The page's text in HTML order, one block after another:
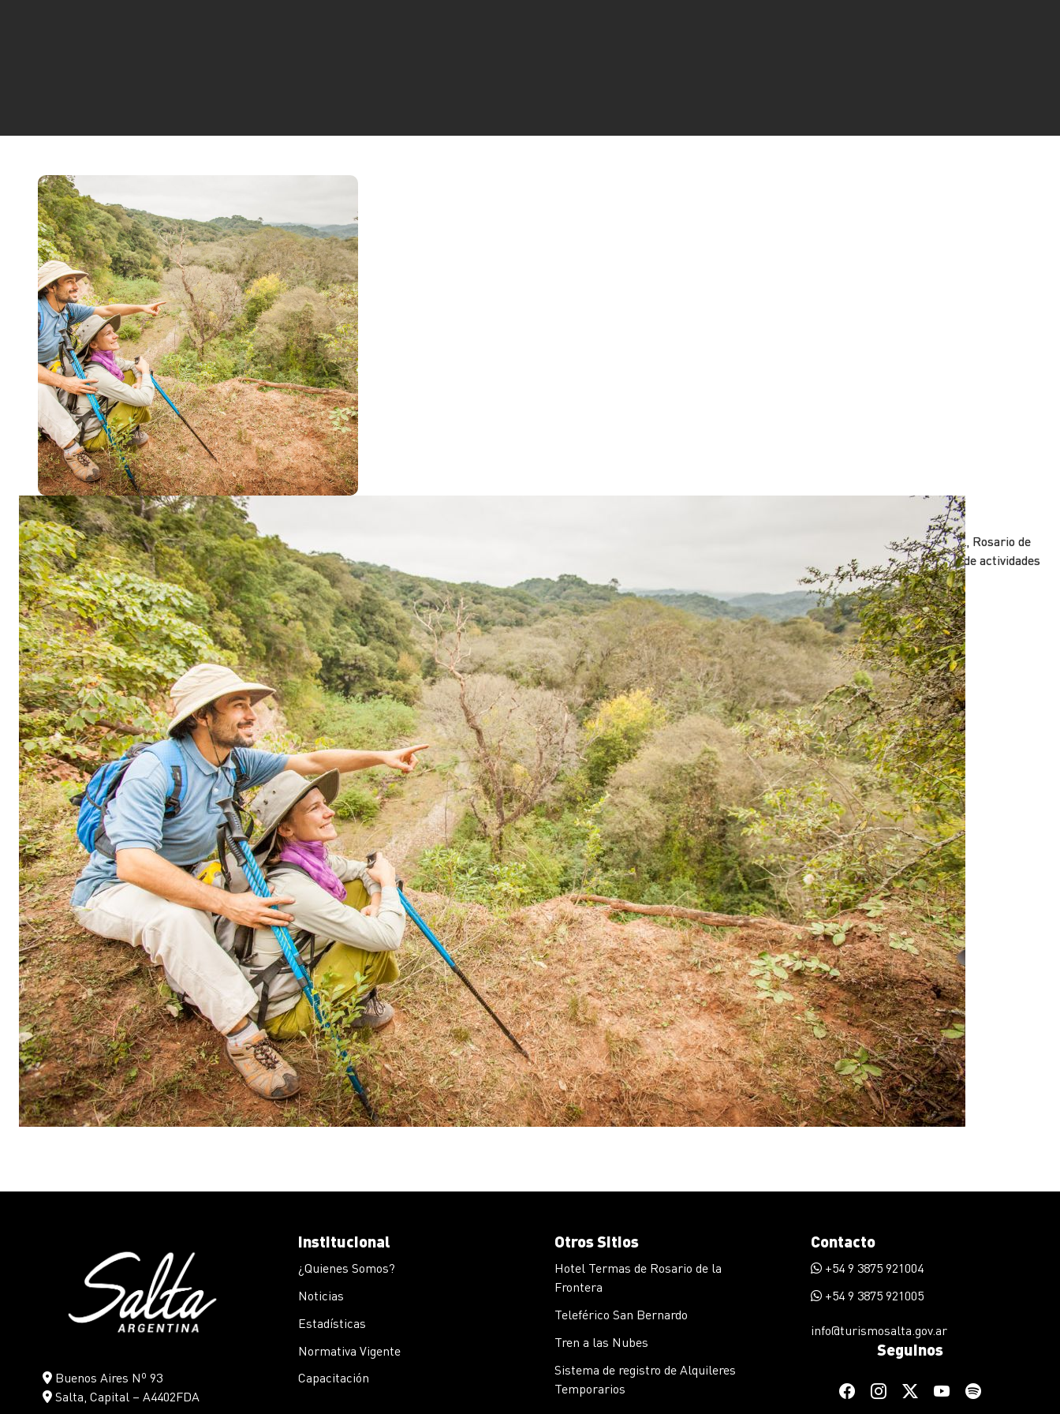
Rosario de la Frontera
Con aguas termales reconocidas a nivel mundial, Rosario de
la Frontera te espera para el relax y la práctica de actividades
en un entorno natural inigualable.
Buenos Aires Nº 93
Salta, Capital – A4402FDA
Institucional
¿Quienes Somos?
Noticias
Estadísticas
Normativa Vigente
Capacitación
Otros Sitios
Hotel Termas de Rosario de la
Frontera
Teleférico San Bernardo
Tren a las Nubes
Sistema de registro de Alquileres
Temporarios
Contacto
+54 9 3875 921004
+54 9 3875 921005
info@turismosalta.gov.ar
Seguinos